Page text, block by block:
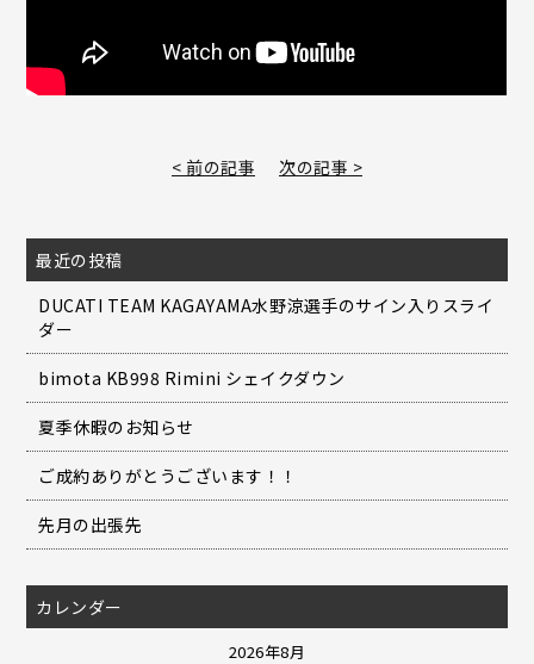
< 前の記事 次の記事 >
最近の投稿
DUCATI TEAM KAGAYAMA水野涼選手のサイン入りスライ
ダー
bimota KB998 Rimini シェイクダウン
夏季休暇のお知らせ
ご成約ありがとうございます！！
先月の出張先
カレンダー
2026年8月